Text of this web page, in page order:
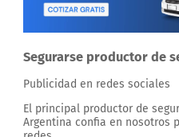
Segurarse productor de
Publicidad en redes sociales
El principal productor de
Argentina confia en nosotros